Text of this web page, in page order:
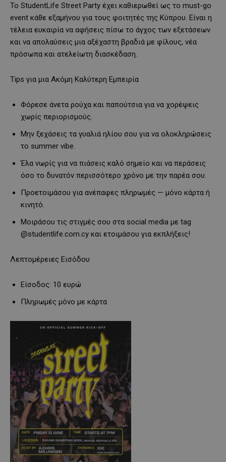
Το StudentLife Street Party έχει καθιερωθεί ως το must-go
event κάθε εξαμήνου για τους φοιτητές της Κύπρου. Είναι η
τέλεια ευκαιρία να αφήσεις πίσω το άγχος των εξετάσεων
και να απολαύσεις μια αξέχαστη βραδιά με φίλους, νέα
πρόσωπα και ατελείωτη διασκέδαση.
Tips για μια Ακόμη Καλύτερη Εμπειρία
Φόρεσε άνετα ρούχα και παπούτσια για να χορέψεις
χωρίς περιορισμούς.
Μην ξεχάσεις τα γυαλιά ηλίου σου για να ολοκληρώσεις
το summer vibe.
Έλα νωρίς για να πιάσεις καλό σημείο και να περάσεις
όσο το δυνατόν περισσότερο χρόνο με την παρέα σου.
Προετοιμάσου για ανέπαφες πληρωμές — μόνο κάρτα ή
κινητό.
Μοιράσου τις στιγμές σου στα social media με tag
@studentlife.com.cy και ετοιμάσου για εκπλήξεις!
Λεπτομέρειες Εισόδου
Είσοδος: 10 ευρώ
Πληρωμές μόνο με κάρτα